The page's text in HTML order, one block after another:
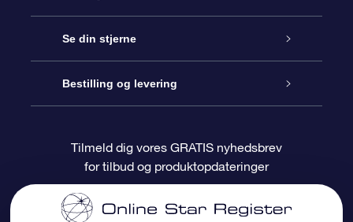
Kontakt os
Bloggen
Anmeldelser
Online Stjernegave
OSR Gavepakke
OSR Gavekortet
Firmagaver
Se din stjerne
Star Register
Personliggjort Stjerneside
One Million Stars
Bestilling og levering
Betalingsinformation
Forsendelsesoplysninger
Tilmeld dig vores GRATIS nyhedsbrev
for tilbud og produktopdateringer